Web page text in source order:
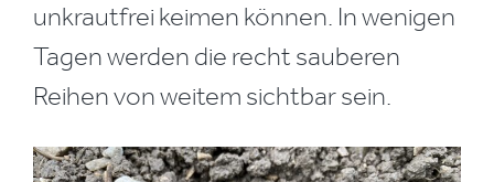
unkrautfrei keimen können. In wenigen
Tagen werden die recht sauberen
Reihen von weitem sichtbar sein.